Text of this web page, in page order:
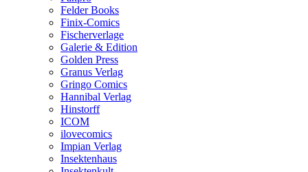
Felder Books
Finix-Comics
Fischerverlage
Galerie & Edition
Golden Press
Granus Verlag
Gringo Comics
Hannibal Verlag
Hinstorff
ICOM
ilovecomics
Impian Verlag
Insektenhaus